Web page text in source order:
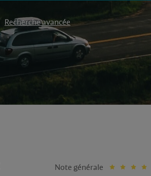
Recherche avancée
Note générale